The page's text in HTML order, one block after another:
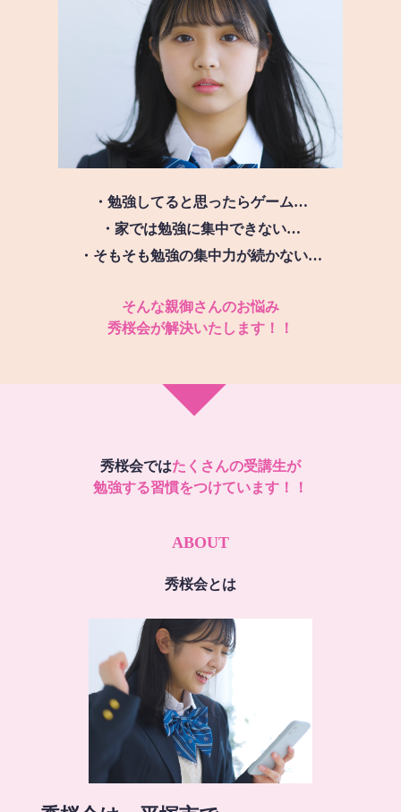
・勉強してると思ったらゲーム…
・家では勉強に集中できない…
・そもそも勉強の集中力が続かない…
そんな親御さんのお悩み
秀桜会が解決いたします！！
秀桜会ではたくさんの受講生が
勉強する習慣をつけています！！
ABOUT
秀桜会とは